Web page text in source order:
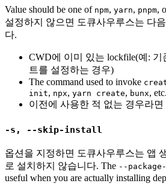
Value should be one of npm, yarn, pnpm,
설정하지 않으면 도큐사우루스는 다
다.
CWD에 이미 있는 lockfile(예: 기
트를 설정하는 경우)
The command used to invoke
init, npx, yarn create, bunx,
이전에 사용한 적 없는 경우라
-s, --skip-install
옵션을 지정하면 도큐사우루스는 앱
로 설치하지 않습니다. The --package-
useful when you are actually installing